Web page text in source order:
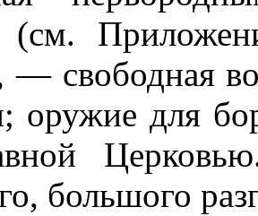
(см.
— свободная
оружие для
большого